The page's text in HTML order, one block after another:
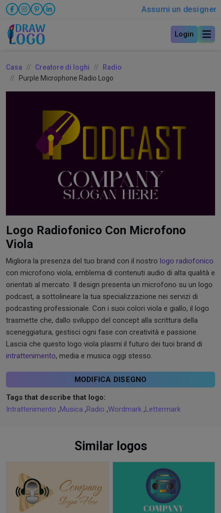
Assumi un designer
Login
Casa Creatore di loghi
Radio
Purple Microphone Radio Logo
Logo Radiofonico Con Microfono
Viola
Migliora la presenza del tuo brand con il nostro logo radiofonico
con microfono viola, emblema di contenuti audio di alta qualità e
orientati al mercato. Il design presenta un microfono su un logo
podcast, a sottolineare la tua specializzazione nei servizi di
podcasting professionale. Con i suoi colori viola e giallo, il logo
trasmette che, dallo sviluppo del concept alla scrittura della
sceneggiatura, gestisci ogni fase con creatività e passione.
Lascia che questo logo viola plasmi il futuro dei tuoi brand di
intrattenimento, media e musica oggi stesso.
MODIFICA DISEGNO
Tags that describe that logo:
Intrattenimento ,Musica ,Radio ,Wordmark ,Lettermark
Similar logos